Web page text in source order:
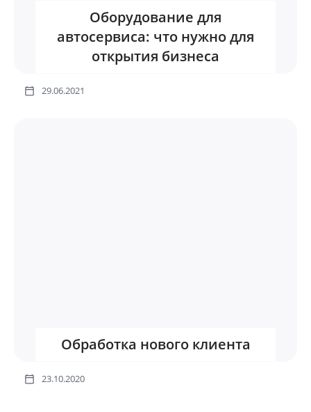
Оборудование для
автосервиса: что нужно для
открытия бизнеса
29.06.2021
Обработка нового клиента
23.10.2020